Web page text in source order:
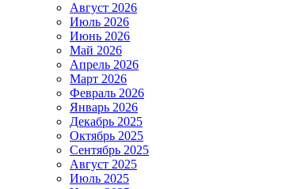
Август 2026
Июль 2026
Июнь 2026
Май 2026
Апрель 2026
Март 2026
Февраль 2026
Январь 2026
Декабрь 2025
Октябрь 2025
Сентябрь 2025
Август 2025
Июль 2025